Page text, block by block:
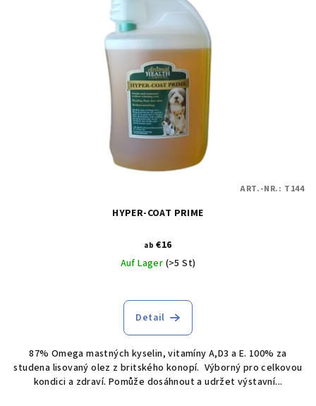
HYPER-COAT PRIME
ab €16
Auf Lager (>5 St)
Detail
87% Omega mastných kyselin, vitamíny A,D3 a E. 100% za
studena lisovaný olez z britského konopí. Výborný pro celkovou
kondici a zdraví. Pomůže dosáhnout a udržet výstavní...
ART.-NR.: T144